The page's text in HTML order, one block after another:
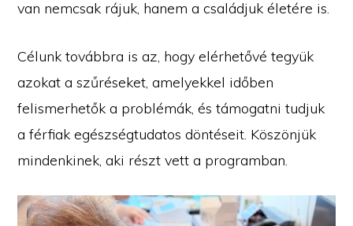
van nemcsak rájuk, hanem a családjuk életére is.
Célunk továbbra is az, hogy elérhetővé tegyük
azokat a szűréseket, amelyekkel időben
felismerhetők a problémák, és támogatni tudjuk
a férfiak egészségtudatos döntéseit. Köszönjük
mindenkinek, aki részt vett a programban.